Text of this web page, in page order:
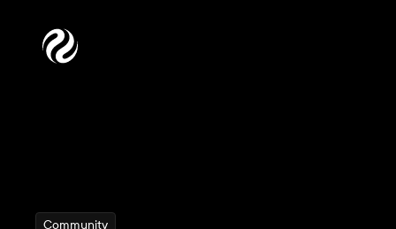
Community